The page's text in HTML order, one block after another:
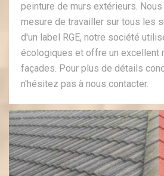
peinture de murs extérieurs.
mesure de travailler sur tous les
d'un label RGE, notre société
écologiques et offre un excellent
façades. Pour plus de détails
n'hésitez pas à nous contacter.